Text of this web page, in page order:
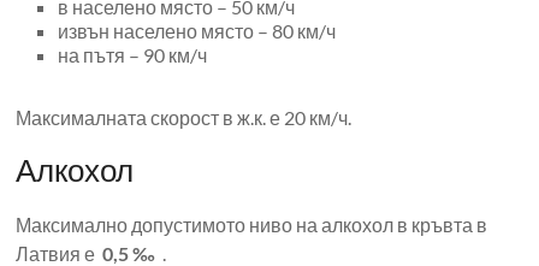
в населено място – 50 км/ч
извън населено място – 80 км/ч
на пътя – 90 км/ч
Максималната скорост в ж.к. е 20 км/ч.
Алкохол
Максимално допустимото ниво на алкохол в кръвта в
Латвия е0,5 ‰ .